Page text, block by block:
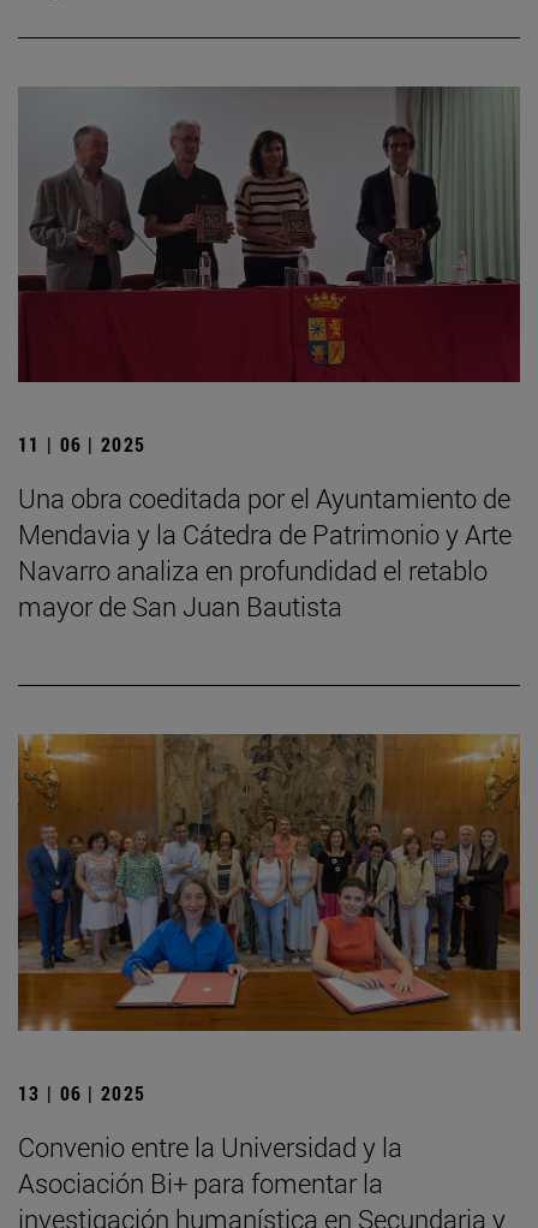
11 | 06 | 2025
Una obra coeditada por el Ayuntamiento de
Mendavia y la Cátedra de Patrimonio y Arte
Navarro analiza en profundidad el retablo
mayor de San Juan Bautista
13 | 06 | 2025
Convenio entre la Universidad y la
Asociación Bi+ para fomentar la
investigación humanística en Secundaria y